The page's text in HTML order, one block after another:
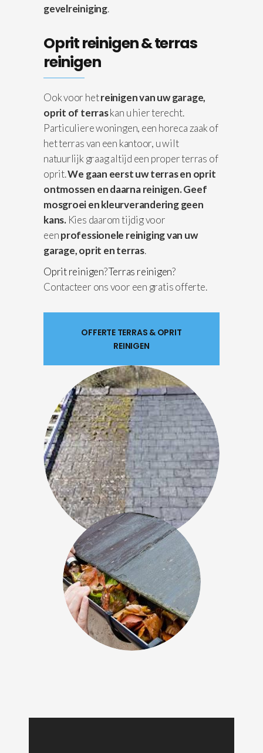
gevelreiniging.
Oprit reinigen & terras
reinigen
Ook voor hetreinigen van uw garage,
oprit of terraskan u hier terecht.
Particuliere woningen, een horeca zaak of
het terras van een kantoor, u wilt
natuurlijk graag altijd een proper terras of
oprit.We gaan eerst uw terras en oprit
ontmossen en daarna reinigen.Geef
mosgroei en kleurverandering geen
kans.Kies daarom tijdig voor
eenprofessionele reiniging van uw
garage, oprit en terras.
Oprit reinigen?Terras reinigen?
Contacteer ons voor een gratis offerte.
OFFERTE TERRAS & OPRIT
REINIGEN